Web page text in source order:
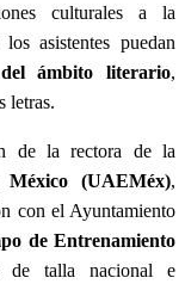
culturales a la
asistentes puedan
ámbito literario,
letras.
de la rectora de la
(UAEMéx),
con el Ayuntamiento
de Entrenamiento
de talla nacional e